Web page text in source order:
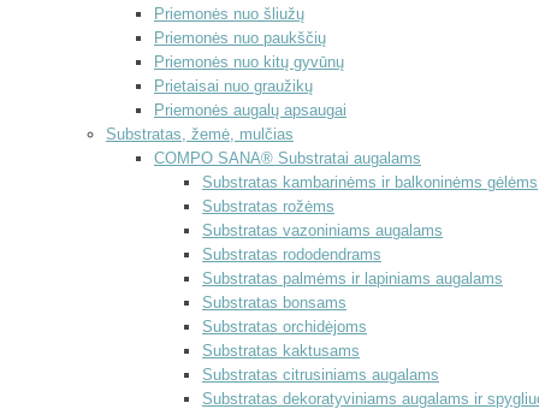
Priemonės nuo šliužų
Priemonės nuo paukščių
Priemonės nuo kitų gyvūnų
Prietaisai nuo graužikų
Priemonės augalų apsaugai
Substratas, žemė, mulčias
COMPO SANA® Substratai augalams
Substratas kambarinėms ir balkoninėms gėlėms
Substratas rožėms
Substratas vazoniniams augalams
Substratas rododendrams
Substratas palmėms ir lapiniams augalams
Substratas bonsams
Substratas orchidėjoms
Substratas kaktusams
Substratas citrusiniams augalams
Substratas dekoratyviniams augalams ir